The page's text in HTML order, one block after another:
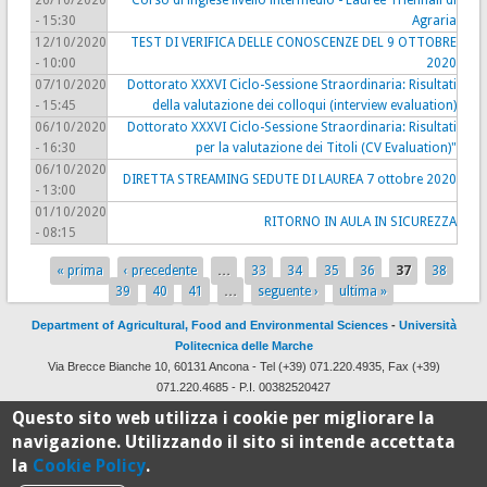
- 15:30
Agraria
12/10/2020
- 10:00
TEST DI VERIFICA DELLE CONOSCENZE DEL 9 OTTOBRE
2020
07/10/2020
- 15:45
Dottorato XXXVI Ciclo-Sessione Straordinaria: Risultati
della valutazione dei colloqui (interview evaluation)
06/10/2020
- 16:30
Dottorato XXXVI Ciclo-Sessione Straordinaria: Risultati
per la valutazione dei Titoli (CV Evaluation)"
06/10/2020
- 13:00
DIRETTA STREAMING SEDUTE DI LAUREA 7 ottobre 2020
01/10/2020
- 08:15
RITORNO IN AULA IN SICUREZZA
Pages
« prima ‹ precedente … 33 34 35 36 37
38
39
40 41 … seguente › ultima »
Department of Agricultural, Food and Environmental Sciences - Università
Politecnica delle Marche
Via Brecce Bianche 10, 60131 Ancona - Tel (+39) 071.220.4935, Fax (+39)
071.220.4685 - P.I. 00382520427
100%
Questo sito web utilizza i cookie per migliorare la
navigazione. Utilizzando il sito si intende accettata
la Cookie Policy.